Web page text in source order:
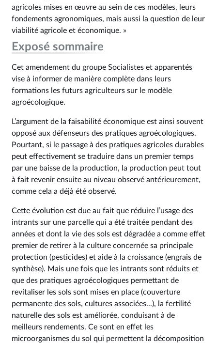
agricoles mises en œuvre au sein de ces modèles, leurs
fondements agronomiques, mais aussi la question de leur
viabilité agricole et économique. »
Exposé sommaire
Cet amendement du groupe Socialistes et apparentés
vise à informer de manière complète dans leurs
formations les futurs agriculteurs sur le modèle
agroécologique.
L’argument de la faisabilité économique est ainsi souvent
opposé aux défenseurs des pratiques agroécologiques.
Pourtant, si le passage à des pratiques agricoles durables
peut effectivement se traduire dans un premier temps
par une baisse de la production, la production peut tout
à fait revenir ensuite au niveau observé antérieurement,
comme cela a déjà été observé.
Cette évolution est due au fait que réduire l’usage des
intrants sur une parcelle qui a été traitée pendant des
années et dont la vie des sols est dégradée a comme effet
premier de retirer à la culture concernée sa principale
protection (pesticides) et aide à la croissance (engrais de
synthèse). Mais une fois que les intrants sont réduits et
que des pratiques agroécologiques permettant de
revitaliser les sols sont mises en place (couverture
permanente des sols, cultures associées...), la fertilité
naturelle des sols est améliorée, conduisant à de
meilleurs rendements. Ce sont en effet les
microorganismes du sol qui permettent la décomposition